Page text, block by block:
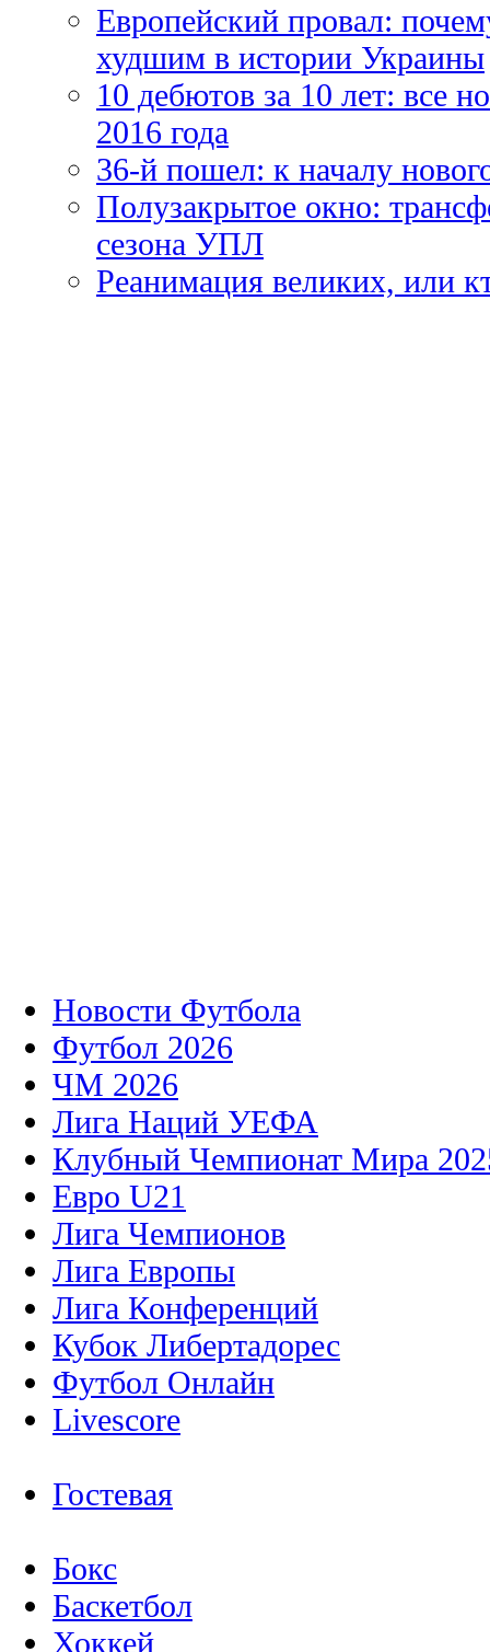
Европейский провал:
худшим в истории Украины
10 дебютов за 10 лет: все
2016 года
36-й пошел: к началу
Полузакрытое окно:
сезона УПЛ
Реанимация великих, или
Новости Футбола
Футбол 2026
ЧМ 2026
Лига Наций УЕФА
Клубный Чемпионат Мира
Евро U21
Лига Чемпионов
Лига Европы
Лига Конференций
Кубок Либертадорес
Футбол Онлайн
Livescore
Гостевая
Бокс
Баскетбол
Хоккей